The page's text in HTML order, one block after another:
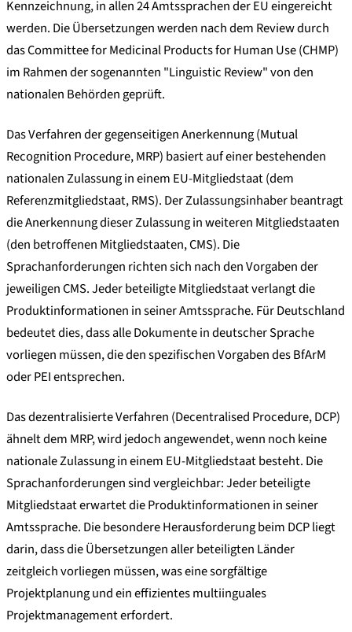
Kennzeichnung, in allen 24 Amtssprachen der EU eingereicht
werden. Die Übersetzungen werden nach dem Review durch
das Committee for Medicinal Products for Human Use (CHMP)
im Rahmen der sogenannten "Linguistic Review" von den
nationalen Behörden geprüft.
Das Verfahren der gegenseitigen Anerkennung (Mutual
Recognition Procedure, MRP) basiert auf einer bestehenden
nationalen Zulassung in einem EU-Mitgliedstaat (dem
Referenzmitgliedstaat, RMS). Der Zulassungsinhaber beantragt
die Anerkennung dieser Zulassung in weiteren Mitgliedstaaten
(den betroffenen Mitgliedstaaten, CMS). Die
Sprachanforderungen richten sich nach den Vorgaben der
jeweiligen CMS. Jeder beteiligte Mitgliedstaat verlangt die
Produktinformationen in seiner Amtssprache. Für Deutschland
bedeutet dies, dass alle Dokumente in deutscher Sprache
vorliegen müssen, die den spezifischen Vorgaben des BfArM
oder PEI entsprechen.
Das dezentralisierte Verfahren (Decentralised Procedure, DCP)
ähnelt dem MRP, wird jedoch angewendet, wenn noch keine
nationale Zulassung in einem EU-Mitgliedstaat besteht. Die
Sprachanforderungen sind vergleichbar: Jeder beteiligte
Mitgliedstaat erwartet die Produktinformationen in seiner
Amtssprache. Die besondere Herausforderung beim DCP liegt
darin, dass die Übersetzungen aller beteiligten Länder
zeitgleich vorliegen müssen, was eine sorgfältige
Projektplanung und ein effizientes multiinguales
Projektmanagement erfordert.